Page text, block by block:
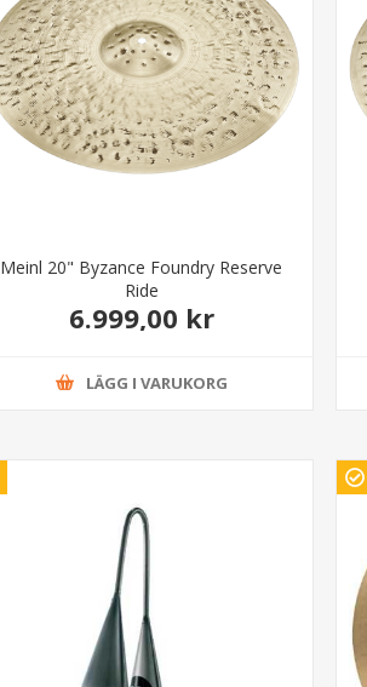
Meinl 20" Byzance Foundry Reserve
Ride
6.999,00 kr
LÄGG I VARUKORG